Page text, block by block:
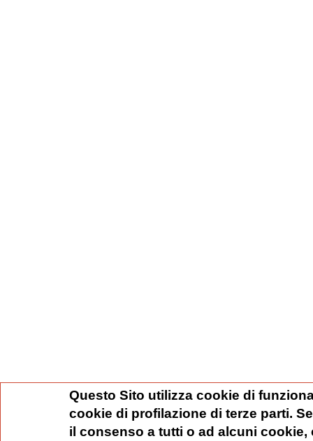
Questo Sito utilizza cookie di
cookie di profilazione di terze parti.
il consenso a tutti o ad alcuni